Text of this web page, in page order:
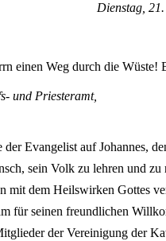
Dienstag,
einen Weg durch die Wüste!
und Priesteramt,
der Evangelist auf Johannes,
sein Volk zu lehren und
mit dem Heilswirken Gottes
für seinen freundlichen
der Vereinigung der